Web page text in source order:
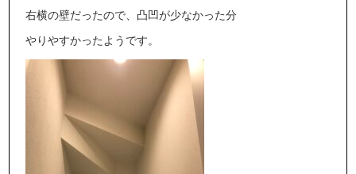
右横の壁だったので、凸凹が少なかった分
やりやすかったようです。